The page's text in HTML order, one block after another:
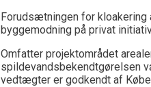
Forudsætningen for kloakering
byggemodning på privat
Omfatter projektområdet
spildevandsbekendtgørelsen
vedtægter er godkendt af